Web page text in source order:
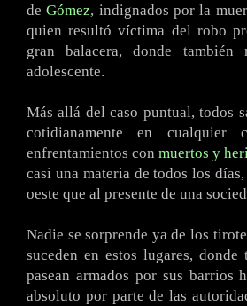
deGómez, indignados por la
quien resultó víctima del robo
gran balacera, donde
adolescente.
Más allá del caso puntual, todos
cotidianamente en
enfrentamientos conmuertos y
casi una materia de todos los
oeste que al presente de una
Nadie se sorprende ya de los
suceden en estos lugares,
pasean armados por sus barrios
absoluto por parte de las